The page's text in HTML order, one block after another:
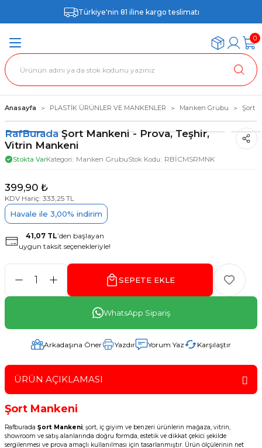
Türkiye'nin 81 iline kargo teslimatı
0
Anasayfa PLASTİK ÜRÜNLER VE MANKENLER Manken Grubu Şort
RafBuradaŞort Mankeni - Prova, Teşhir,
Vitrin Mankeni
Stokta VarKategori Manken GrubuStok Kodu RBİCMSRMNK
399,90 ₺
KDV Hariç: 333,25 TL
Havale ile 3,00% indirim
41,07 TL’den başlayan
uygun taksit seçenekleriyle!
SEPETE EKLE
WhatsApp Sipariş
Arkadaşına Öner Yazdır Yorum Yaz Karşılaştır
ÜRÜN AÇIKLAMASI
Şort Mankeni
Rafburada Şort Mankeni; şort, iç giyim ve benzeri ürünlerin mağaza, vitrin,
showroom ve satış alanlarında doğru formda, estetik ve dikkat çekici şekilde
sergilenmesi ve prova amaçlı kullanılması için tasarlanmıştır. Ürün ölçülerinin net